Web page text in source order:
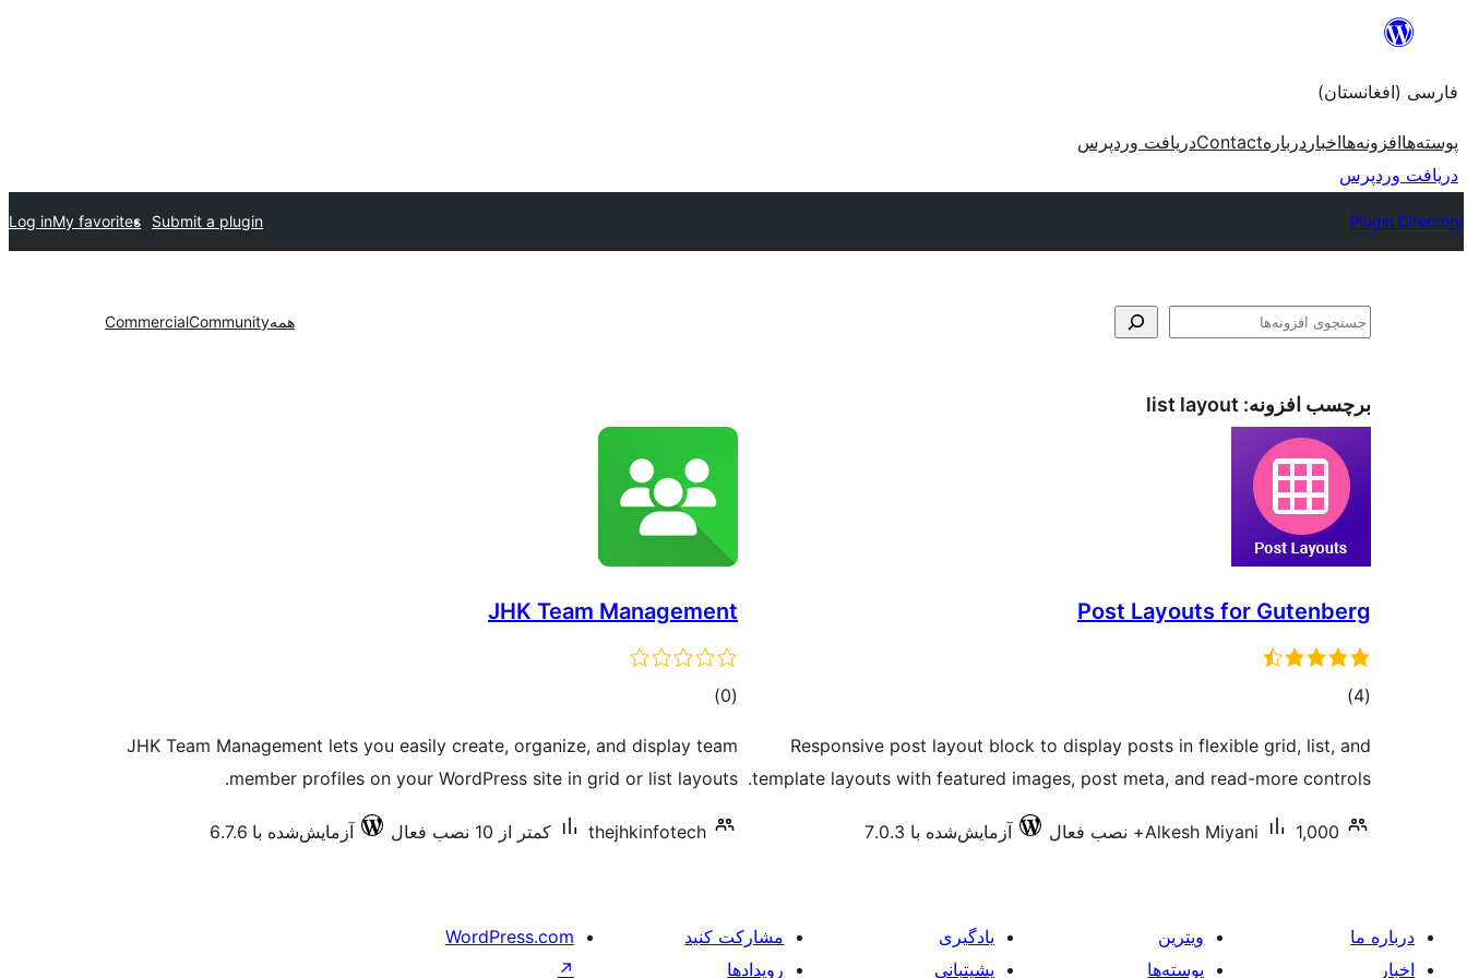
بروید
فارسی (افغانستان)
پوسته‌هاافزونه‌هااخبار دربارهContactدریافت وردپرس
دریافت وردپرس
Plugin Directory
Submit a plugin
My favorites
Log in
جستجو همهCommunity
Commercial
برچسب افزونه: list layout
Post Layouts for Gutenberg
(4 مجموع)
Responsive post layout block to display posts in flexible grid, list, and
template layouts with featured images, post meta, and read-more controls.
Alkesh Miyani 1,000+ نصب فعال آزمایش‌شده با 7.0.3
JHK Team Management
(0 مجموع)
JHK Team Management lets you easily create, organize, and display team
member profiles on your WordPress site in grid or list layouts.
thejhkinfotech کمتر از 10 نصب فعال آزمایش‌شده با 6.7.6
درباره ما
اخبار
ویترین
پوسته‌ها
یادگیری
پشیتبانی
مشارکت کنید
رویدادها
WordPress.com
↗